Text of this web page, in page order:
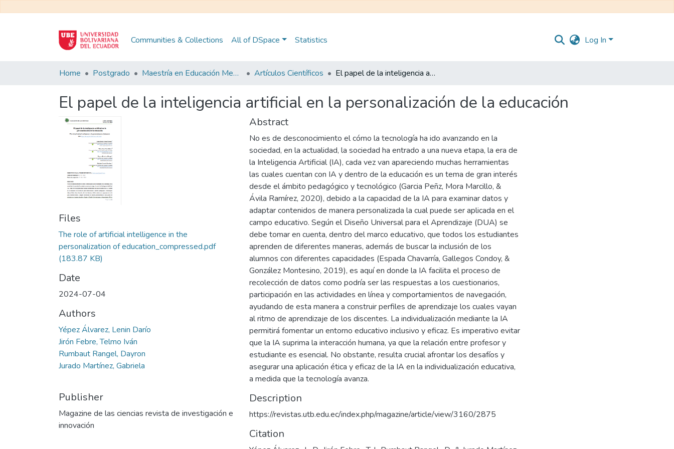
Communities & Collections All of DSpace Statistics Log In
Home Postgrado Maestría en Educación Mención en Pedagogía en Entornos Digitales Artículos Científicos El papel de la inteligencia artificial en la personalización de la educación
El papel de la inteligencia artificial en la personalización de la educación
Files
The role of artificial intelligence in the
personalization of education_compressed.pdf
(183.87 KB)
Date
2024-07-04
Authors
Yépez Álvarez, Lenin Darío
Jirón Febre, Telmo Iván
Rumbaut Rangel, Dayron
Jurado Martínez, Gabriela
Publisher
Magazine de las ciencias revista de investigación e
innovación
Abstract
No es de desconocimiento el cómo la tecnología ha ido avanzando en la
sociedad, en la actualidad, la sociedad ha entrado a una nueva etapa, la era de
la Inteligencia Artificial (IA), cada vez van apareciendo muchas herramientas
las cuales cuentan con IA y dentro de la educación es un tema de gran interés
desde el ámbito pedagógico y tecnológico (Garcia Peñz, Mora Marcillo, &
Ávila Ramírez, 2020), debido a la capacidad de la IA para examinar datos y
adaptar contenidos de manera personalizada la cual puede ser aplicada en el
campo educativo. Según el Diseño Universal para el Aprendizaje (DUA) se
debe tomar en cuenta, dentro del marco educativo, que todos los estudiantes
aprenden de diferentes maneras, además de buscar la inclusión de los
alumnos con diferentes capacidades (Espada Chavarría, Gallegos Condoy, &
González Montesino, 2019), es aquí en donde la IA facilita el proceso de
recolección de datos como podría ser las respuestas a los cuestionarios,
participación en las actividades en línea y comportamientos de navegación,
ayudando de esta manera a construir perfiles de aprendizaje los cuales vayan
al ritmo de aprendizaje de los discentes. La individualización mediante la IA
permitirá fomentar un entorno educativo inclusivo y eficaz. Es imperativo evitar
que la IA suprima la interacción humana, ya que la relación entre profesor y
estudiante es esencial. No obstante, resulta crucial afrontar los desafíos y
asegurar una aplicación ética y eficaz de la IA en la individualización educativa,
a medida que la tecnología avanza.
Description
https://revistas.utb.edu.ec/index.php/magazine/article/view/3160/2875
Citation